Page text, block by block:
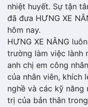
nhiệt huyết. Sự tận
đã đưa HƯNG XE
hôm nay.
HƯNG XE NÂNG
trường làm việc lành
anh chị em công
của nhân viên, khích
nghề và các kỹ năng
trị của bản thân